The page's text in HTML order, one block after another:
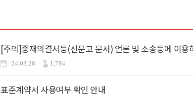
24.03.26 1,784
표준계약서 사용여부 확인 안내